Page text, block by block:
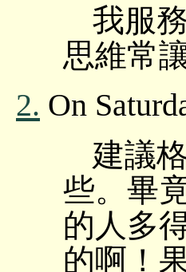
我服
思維常
2. On
建議
些。畢
的人多
的啊！